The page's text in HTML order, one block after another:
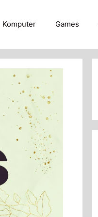
Komputer Games